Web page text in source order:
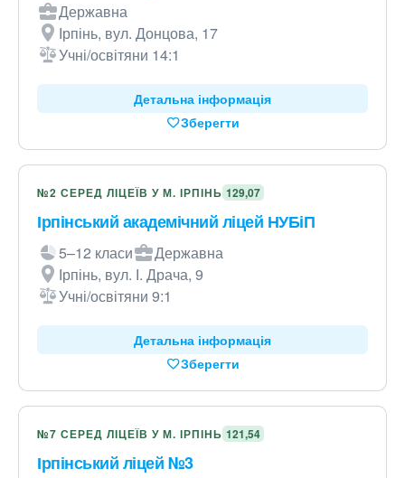
Державна
Ірпінь, вул. Донцова, 17
Учні/освітяни 14:1
Детальна інформація
Зберегти
№2 СЕРЕД ЛІЦЕЇВ У М. ІРПІНЬ 129,07
Ірпінський академічний ліцей НУБіП
5–12 класи
Державна
Ірпінь, вул. І. Драча, 9
Учні/освітяни 9:1
Детальна інформація
Зберегти
№7 СЕРЕД ЛІЦЕЇВ У М. ІРПІНЬ 121,54
Ірпінський ліцей №3